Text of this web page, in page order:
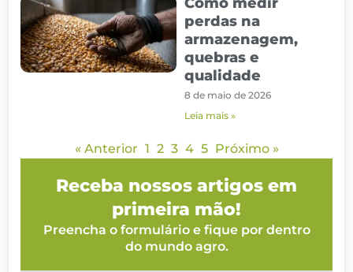
perdas na
armazenagem,
quebras e
qualidade
8 de maio de 2026
Leia mais »
« Anterior 1 2 3 4 5 Próximo »
Receba nossos artigos em
primeira mão!
Preencha o formulário e fique por dentro
do mundo agro.